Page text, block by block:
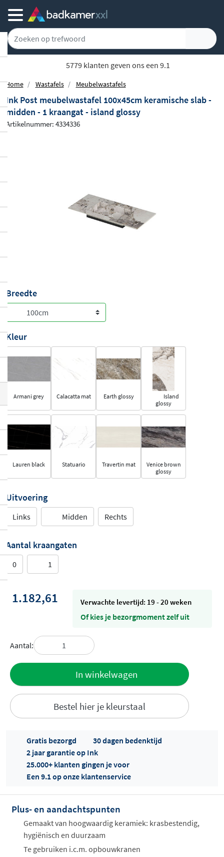
5779 klanten geven ons een 9.1
Home Wastafels Meubelwastafels
Ink Post meubelwastafel 100x45cm keramische slab -
midden - 1 kraangat - island glossy
Artikelnummer: 4334336
Breedte
Kleur
Armani grey Calacatta mat Earth glossy
Island
glossy
Lauren black Statuario Travertin mat
Venice brown
glossy
Uitvoering
Links Midden Rechts
Aantal kraangaten
0 1
1.182,61 Verwachte levertijd: 19 - 20 weken
Of kies je bezorgmoment zelf uit
Aantal:
In winkelwagen
Bestel hier je kleurstaal
Offertes
Gratis bezorgd
30 dagen bedenktijd
2 jaar garantie op Ink
25.000+ klanten gingen je voor
Een 9.1 op onze klantenservice
Plus- en aandachtspunten
Gemaakt van hoogwaardig keramiek: krasbestendig,
hygiënisch en duurzaam
Te gebruiken i.c.m. opbouwkranen